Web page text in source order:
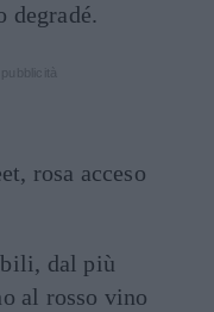
degradé.
rosa acceso
dal più
al rosso vino